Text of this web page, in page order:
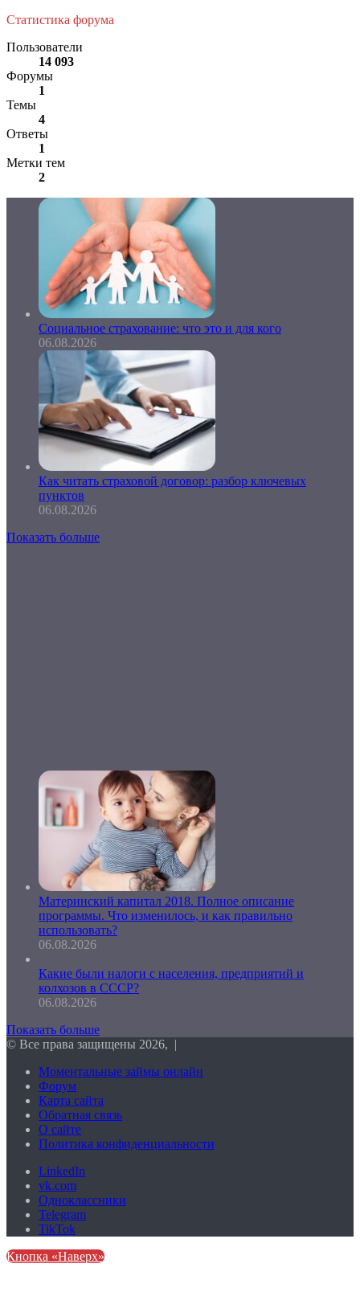
Статистика форума
Пользователи
14 093
Форумы
1
Темы
4
Ответы
1
Метки тем
2
Социальное страхование: что это и для кого
06.08.2026
Как читать страховой договор: разбор ключевых
пунктов
06.08.2026
Показать больше
Материнский капитал 2018. Полное описание
программы. Что изменилось, и как правильно
использовать?
06.08.2026
Какие были налоги с населения, предприятий и
колхозов в СССР?
06.08.2026
Показать больше
© Все права защищены 2026, |
Моментальные займы онлайн
Форум
Карта сайта
Обратная связь
О сайте
Политика конфиденциальности
LinkedIn
vk.com
Одноклассники
Telegram
TikTok
Кнопка «Наверх»